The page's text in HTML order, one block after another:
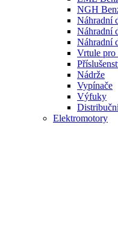
NGH
Náhradní
Náhradní
Náhradní
Vrtule pro
Nádrže
Vypínače
Výfuky
Elektromotory